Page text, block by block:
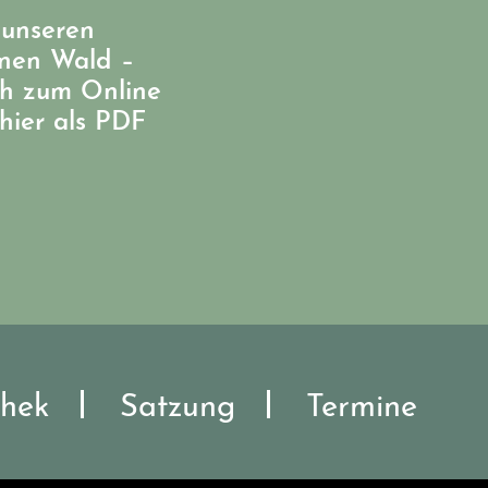
Wald –
zum Online
als PDF
Satzung Termine